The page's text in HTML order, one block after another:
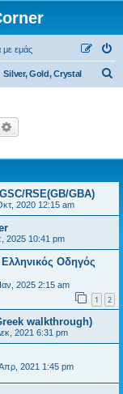
με εμάς
Silver, Gold, Crystal
RSE(GB/GBA)
2020 12:15 am
2025 10:41 pm
Οδηγός
2025 2:15 am
1 2
walkthrough)
2021 6:31 pm
2021 1:45 pm